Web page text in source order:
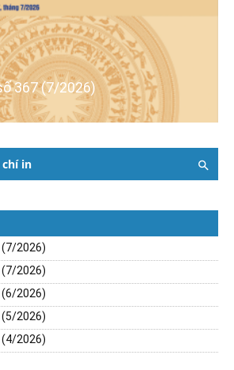
367 (7/2026)
chí in
(7/2026)
(7/2026)
(6/2026)
(5/2026)
(4/2026)